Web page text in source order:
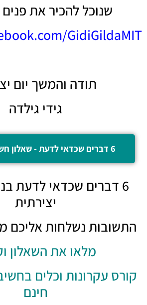
שנוכל להכיר את פנים אל
תודה והמשך יום
גידי גילדה
6 דברים שכדאי לדעת
יצירתית
נשלחות אליכם מייד
מלאו את השאלון
עקרונות וכלים
חינם